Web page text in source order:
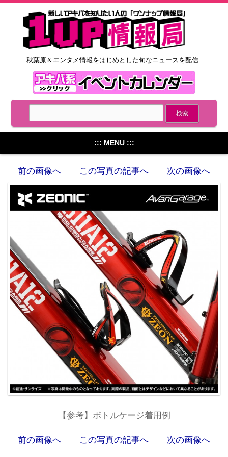
秋葉原＆エンタメ情報をはじめとした旬なニュースを配信
::: MENU :::
前の画像へ この写真の記事へ 次の画像へ
【参考】ボトルケージ着用例
前の画像へ この写真の記事へ 次の画像へ